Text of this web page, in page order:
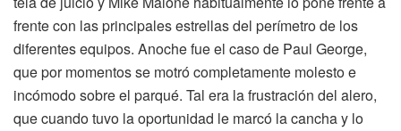
frente con las principales estrellas del perímetro de los
diferentes equipos. Anoche fue el caso de Paul George,
que por momentos se motró completamente molesto e
incómodo sobre el parqué. Tal era la frustración del alero,
que cuando tuvo la oportunidad le marcó la cancha y lo